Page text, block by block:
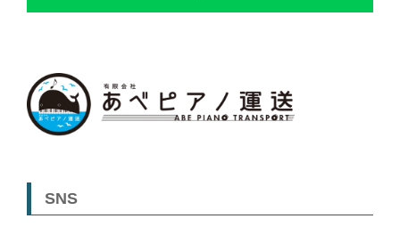
SNS